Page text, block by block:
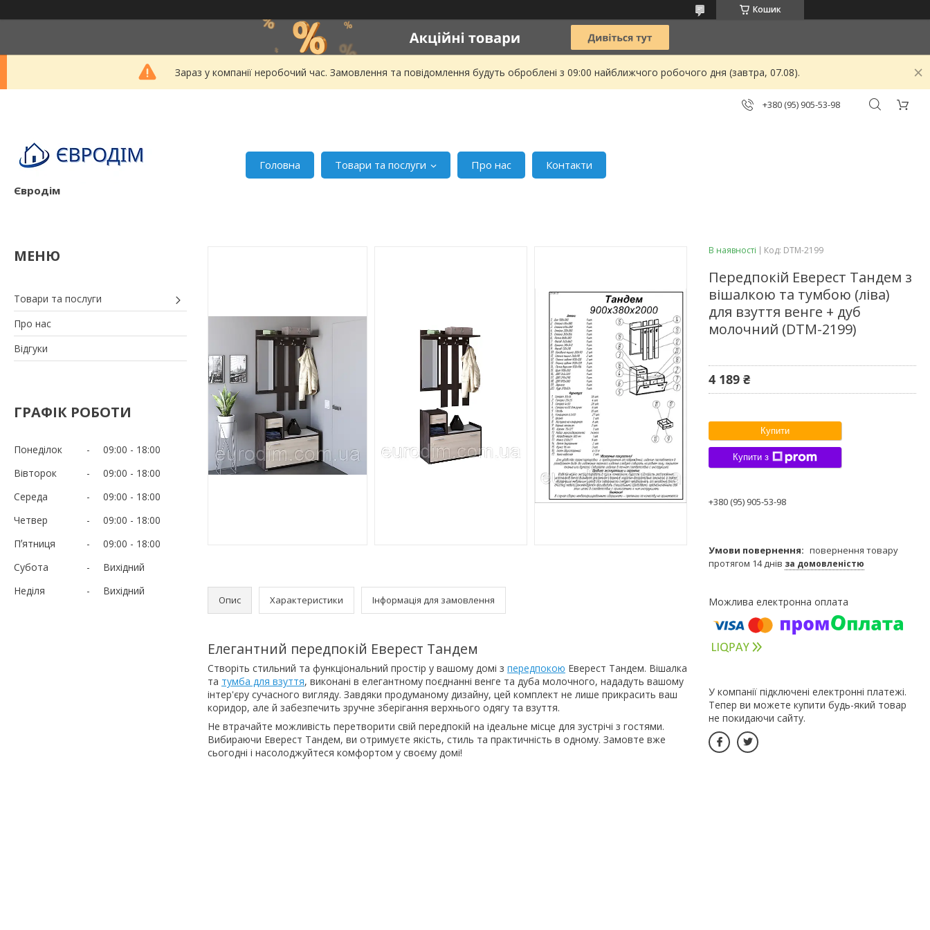
Кошик
Зараз у компанії неробочий час. Замовлення та повідомлення будуть оброблені з 09:00 найближчого робочого дня (завтра, 07.08).
+380 (95) 905-53-98
Євродім
Головна Товари та послуги Про нас Контакти
Товари та послуги
Про нас
Відгуки
ГРАФІК РОБОТИ
Понеділок 09:00
18:00
Вівторок
09:00
18:00
Середа
09:00
18:00
Четвер
09:00
18:00
Пʼятниця
09:00
18:00
Субота
Вихідний
Неділя
Вихідний
Опис Характеристики Інформація для замовлення
Елегантний передпокій Еверест Тандем
Створіть стильний та функціональний простір у вашому домі з передпокою Еверест Тандем. Вішалка
та тумба для взуття, виконані в елегантному поєднанні венге та дуба молочного, нададуть вашому
інтер'єру сучасного вигляду. Завдяки продуманому дизайну, цей комплект не лише прикрасить ваш
коридор, але й забезпечить зручне зберігання верхнього одягу та взуття.
Не втрачайте можливість перетворити свій передпокій на ідеальне місце для зустрічі з гостями.
Вибираючи Еверест Тандем, ви отримуєте якість, стиль та практичність в одному. Замовте вже
сьогодні і насолоджуйтеся комфортом у своєму домі!
В наявності Код: DTM-2199
Передпокій Еверест Тандем з
вішалкою та тумбою (ліва)
для взуття венге + дуб
молочний (DTM-2199)
4 189 ₴
Купити
Купити з
+380 (95) 905-53-98
повернення товару
протягом 14 днів за домовленістю
У компанії підключені електронні платежі.
Тепер ви можете купити будь-який товар
не покидаючи сайту.